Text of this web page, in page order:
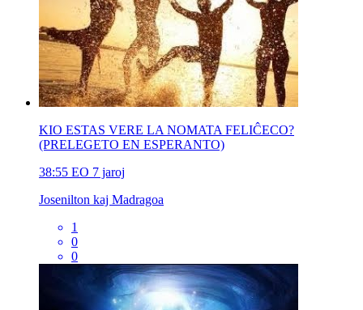
KIO ESTAS VERE LA NOMATA FELIĈECO?
(PRELEGETO EN ESPERANTO)
38:55 EO 7 jaroj
Josenilton kaj Madragoa
1
0
0